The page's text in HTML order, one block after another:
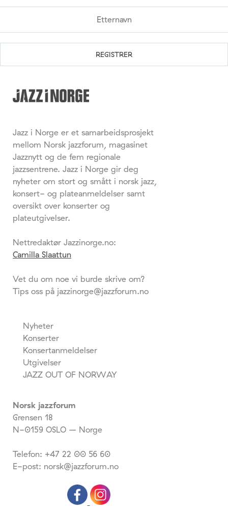
Jazz i Norge er et samarbeidsprosjekt
mellom Norsk jazzforum, magasinet
Jazznytt og de fem regionale
jazzsentrene. Jazz i Norge gir deg
nyheter om stort og smått i norsk jazz,
konsert- og plateanmeldelser samt
oversikt over konserter og
plateutgivelser.
Nettredaktør Jazzinorge.no:
Camilla Slaattun
Vet du om noe vi burde skrive om?
Tips oss på jazzinorge@jazzforum.no
Nyheter
Konserter
Konsertanmeldelser
Utgivelser
JAZZ OUT OF NORWAY
Norsk jazzforum
Grensen 18
N-0159 OSLO – Norge
Telefon: +47 22 00 56 60
E-post: norsk@jazzforum.no